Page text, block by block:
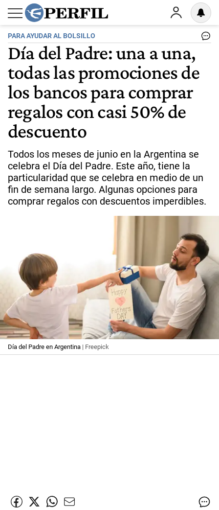
PARA AYUDAR AL BOLSILLO
Día del Padre: una a una,
todas las promociones de
los bancos para comprar
regalos con casi 50% de
descuento
Todos los meses de junio en la Argentina se
celebra el Día del Padre. Este año, tiene la
particularidad que se celebra en medio de un
fin de semana largo. Algunas opciones para
comprar regalos con descuentos imperdibles.
Día del Padre en Argentina | Freepick